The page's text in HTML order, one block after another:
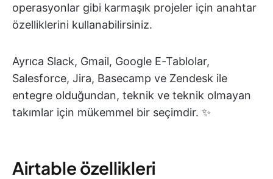
operasyonlar gibi karmaşık projeler için anahtar
özelliklerini kullanabilirsiniz.
Ayrıca Slack, Gmail, Google E-Tablolar,
Salesforce, Jira, Basecamp ve Zendesk ile
entegre olduğundan, teknik ve teknik olmayan
takımlar için mükemmel bir seçimdir. ✨
Airtable özellikleri